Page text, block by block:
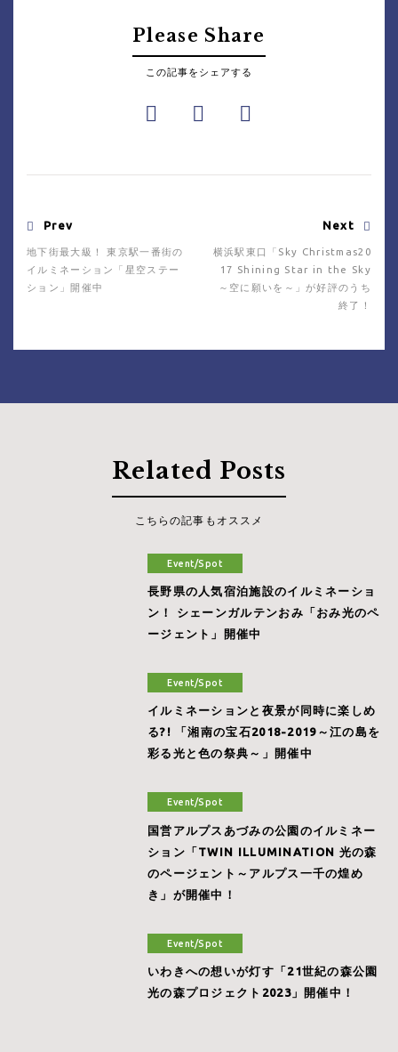
Please Share
この記事をシェアする
Prev
地下街最大級！ 東京駅一番街の
イルミネーション「星空ステー
ション」開催中
Next
横浜駅東口「Sky Christmas20
17 Shining Star in the Sky
～空に願いを～」が好評のうち
終了！
Related Posts
こちらの記事もオススメ
Event/Spot
長野県の人気宿泊施設のイルミネーショ
ン！ シェーンガルテンおみ「おみ光のペ
ージェント」開催中
Event/Spot
イルミネーションと夜景が同時に楽しめ
る?! 「湘南の宝石2018-2019～江の島を
彩る光と色の祭典～」開催中
Event/Spot
国営アルプスあづみの公園のイルミネー
ション「TWIN ILLUMINATION 光の森
のページェント～アルプス一千の煌め
き」が開催中！
Event/Spot
いわきへの想いが灯す「21世紀の森公園
光の森プロジェクト2023」開催中！